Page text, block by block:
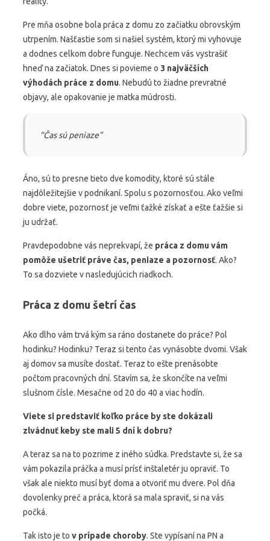
Pre mňa osobne bola práca z domu zo začiatku obrovským
utrpením. Našťastie som si našiel systém, ktorý mi vyhovuje
a dodnes celkom dobre funguje. Nechcem vás vystrašiť
hneď na začiatok. Dnes si povieme o 3 najväčších
výhodách práce z domu. Nebudú to žiadne prevratné
objavy, ale opakovanie je matka múdrosti.
“Čas sú peniaze”
Áno, sú to presne tieto dve komodity, ktoré sú stále
najdôležitejšie v podnikaní. Spolu s pozornosťou. Ako veľmi
dobre viete, pozornosť je veľmi ťažké získať a ešte ťažšie si
ju udržať.
Pravdepodobne vás neprekvapí, že práca z domu vám
pomôže ušetriť práve čas, peniaze a pozornosť. Ako?
To sa dozviete v nasledujúcich riadkoch.
Práca z domu šetrí čas
Ako dlho vám trvá kým sa ráno dostanete do práce? Pol
hodinku? Hodinku? Teraz si tento čas vynásobte dvomi. Však
aj domov sa musíte dostať. Teraz to ešte prenásobte
počtom pracovných dní. Stavím sa, že skončíte na veľmi
slušnom čísle. Mesačne od 20 do 40 a viac hodín.
Viete si predstaviť koľko práce by ste dokázali
zlvádnuť keby ste mali 5 dní k dobru?
A teraz sa na to pozrime z iného súdka. Predstavte si, že sa
vám pokazila práčka a musí prísť inštaletér ju opraviť. To
však ale niekto musí byť doma a otvoriť mu dvere. Pol dňa
dovolenky preč a práca, ktorá sa mala spraviť, si na vás
počká.
Tak isto je to v prípade choroby. Ste vypísaní na PN a